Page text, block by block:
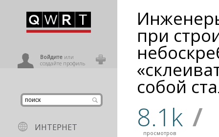
Войдитеили
создайте профиль
ИНТЕРНЕТ
при
собой
8.1k
просмотров /